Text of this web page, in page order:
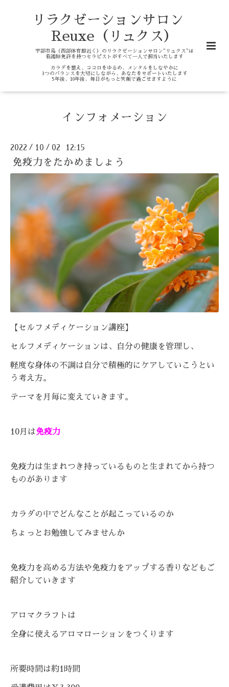
リラクゼーションサロン
Reuxe（リュクス）
宇部市島（西部体育館近く）のリラクゼーションサロン"リュクス"は
看護師免許を持つセラピストがすべて一人で担当いたします
カラダを整え、ココロをゆるめ、メンタルをしなやかに
3つのバランスを大切にしながら、あなたをサポートいたします
5年後、10年後、毎日がもっと笑顔で過ごせますように
インフォメーション
2022 / 10 / 02 12:15
免疫力をたかめましょう
【セルフメディケーション講座】
セルフメディケーションは、自分の健康を管理し、
軽度な身体の不調は自分で積極的にケアしていこうとい
う考え方。
テーマを月毎に変えていきます。
10月は免疫力
免疫力は生まれつき持っているものと生まれてから持つ
ものがあります
カラダの中でどんなことが起こっているのか
ちょっとお勉強してみませんか
免疫力を高める方法や免疫力をアップする香りなどもご
紹介していきます
アロマクラフトは
全身に使えるアロマローションをつくります
所要時間は約1時間